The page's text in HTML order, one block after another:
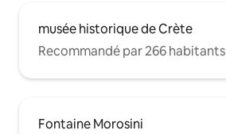
musée historique de Crète
Recommandé par 266 habitants
Fontaine Morosini